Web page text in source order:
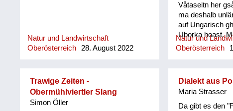
Natur und Landwirtschaft
Oberösterreich
28. August 2022
Våtaseitn her
ma deshalb
auf Ungarisch
Uborka hoast.
jewåis im
frischen grean
Natur und
Oberösterreich
Trawige Zeiten -
Obermühlviertler Slang
Simon Öller
Dialekt aus
Maria Strasser
Da gibt es den